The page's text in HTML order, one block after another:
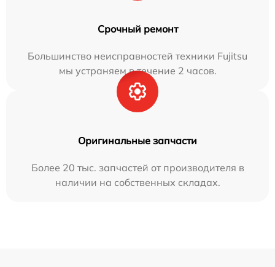
Срочный ремонт
Большинство неисправностей техники Fujitsu
мы устраняем в течение 2 часов.
Оригинальные запчасти
Более 20 тыс. запчастей от производителя в
наличии на собственных складах.